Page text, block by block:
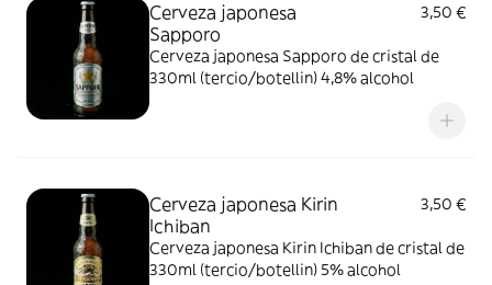
Cerveza japonesa
Sapporo
3,50 €
Cerveza japonesa Sapporo de cristal de
330ml (tercio/botellin) 4,8% alcohol
Cerveza japonesa Kirin
Ichiban
3,50 €
Cerveza japonesa Kirin Ichiban de cristal de
330ml (tercio/botellin) 5% alcohol